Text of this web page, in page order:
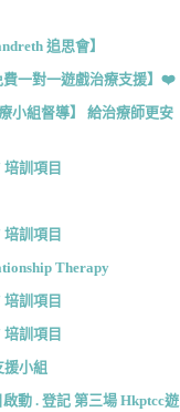
追思會】
一對一遊戲治療支援】❤️
小組督導】 給治療師更安
訓項目
訓項目
Therapy
訓項目
訓項目
小組
動 . 登記 第三場 Hkptcc遊